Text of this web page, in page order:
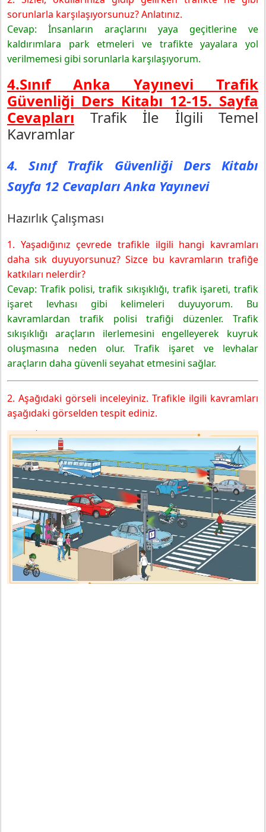
sorunlarla karşılaşıyorsunuz? Anlatınız.
Cevap: İnsanların araçlarını yaya geçitlerine ve
kaldırımlara park etmeleri ve trafikte yayalara yol
verilmemesi gibi sorunlarla karşılaşıyorum.
4.Sınıf Anka Yayınevi Trafik
Güvenliği Ders Kitabı 12-15. Sayfa
Cevapları Trafik İle İlgili Temel
Kavramlar
4. Sınıf Trafik Güvenliği Ders Kitabı
Sayfa 12 Cevapları Anka Yayınevi
Hazırlık Çalışması
1. Yaşadığınız çevrede trafikle ilgili hangi kavramları
daha sık duyuyorsunuz? Sizce bu kavramların trafiğe
katkıları nelerdir?
Cevap: Trafik polisi, trafik sıkışıklığı, trafik işareti, trafik
işaret levhası gibi kelimeleri duyuyorum. Bu
kavramlardan trafik polisi trafiği düzenler. Trafik
sıkışıklığı araçların ilerlemesini engelleyerek kuyruk
oluşmasına neden olur. Trafik işaret ve levhalar
araçların daha güvenli seyahat etmesini sağlar.
2. Aşağıdaki görseli inceleyiniz. Trafikle ilgili kavramları
aşağıdaki görselden tespit ediniz.